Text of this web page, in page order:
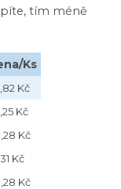
tím méně
Ks
Kč
Kč
Kč
Kč
Kč